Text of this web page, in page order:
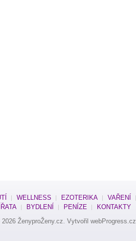
WELLNESS EZOTERIKA
VAŘENÍ
BYDLENÍ PENÍZE
KONTAKTY
ŽenyproŽeny.cz. Vytvořil webProgress.cz